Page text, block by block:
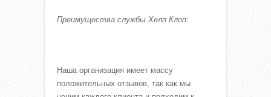
Преимущества службы Хелп Клоп:
Наша организация имеет массу
положительных отзывов, так как мы